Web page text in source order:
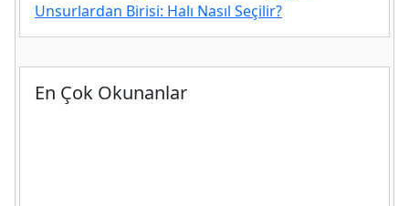
Unsurlardan Birisi: Halı Nasıl Seçilir?
En Çok Okunanlar